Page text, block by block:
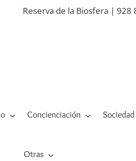
Reserva de la Biosfera | 928
Concienciación Sociedad
Otras